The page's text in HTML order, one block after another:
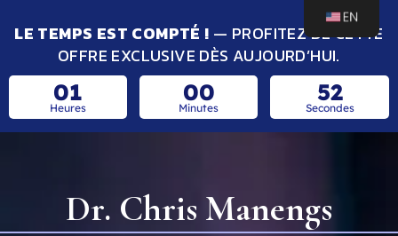
LE TEMPS EST COMPTÉ ! — PROFITEZ DE CETTE
OFFRE EXCLUSIVE DÈS AUJOURD’HUI.
01
Heures
00
Minutes
51
Secondes
Dr. Chris Manengs